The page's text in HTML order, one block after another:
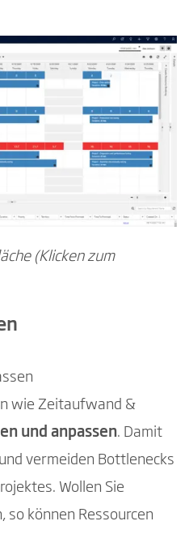
(Klicken zum
wie Zeitaufwand &
und anpassen. Damit
und vermeiden Bottlenecks
Wollen Sie
so können Ressourcen